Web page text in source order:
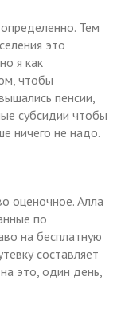
Тем
это
я как
чтобы
пенсии,
субсидии чтобы
ничего не надо.
оценочное. Алла
по
на бесплатную
составляет
это, один день,